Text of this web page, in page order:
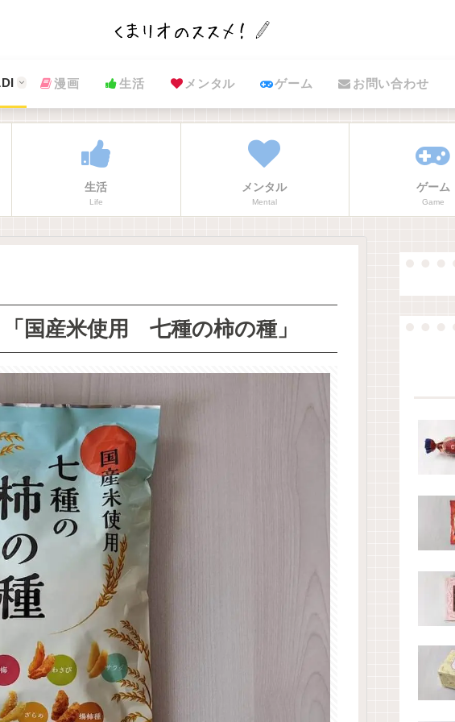
漫画 生活 メンタル ゲーム お問い合わせ
生活
Life
メンタル
Mental
ゲーム
Game
国産米使用 七種の柿の種」